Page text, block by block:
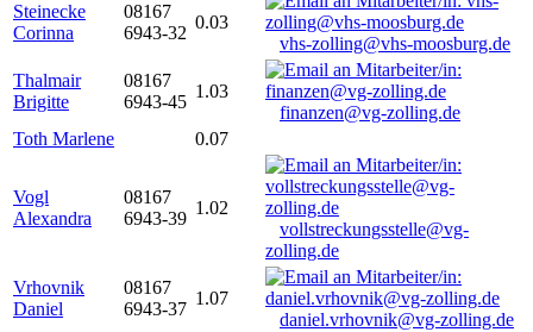
Steinecke
Corinna
08167
6943-32
0.03
vhs-zolling@vhs-moosburg.de
Thalmair
Brigitte
08167
6943-45
1.03
finanzen@vg-zolling.de
Toth Marlene
0.07
Vogl
Alexandra
08167
6943-39
1.02
vollstreckungsstelle@vg-
zolling.de
Vrhovnik
Daniel
08167
6943-37
1.07
daniel.vrhovnik@vg-zolling.de